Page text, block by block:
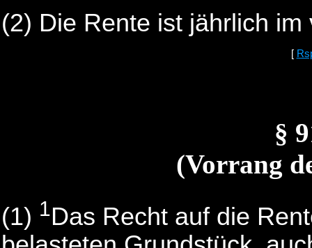
(2) Die Rente ist jährlich
[
§
(Vorrang
(1) 1Das Recht auf die